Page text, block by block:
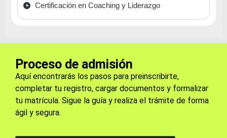
Certificación en Coaching y Liderazgo
Proceso de admisión
Aquí encontrarás los pasos para preinscribirte,
completar tu registro, cargar documentos y formalizar
tu matrícula. Sigue la guía y realiza el trámite de forma
ágil y segura.